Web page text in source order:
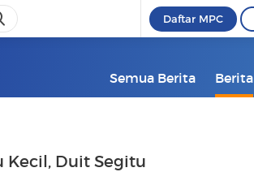
Daftar MPC
Semua Berita Berita
Kecil, Duit Segitu